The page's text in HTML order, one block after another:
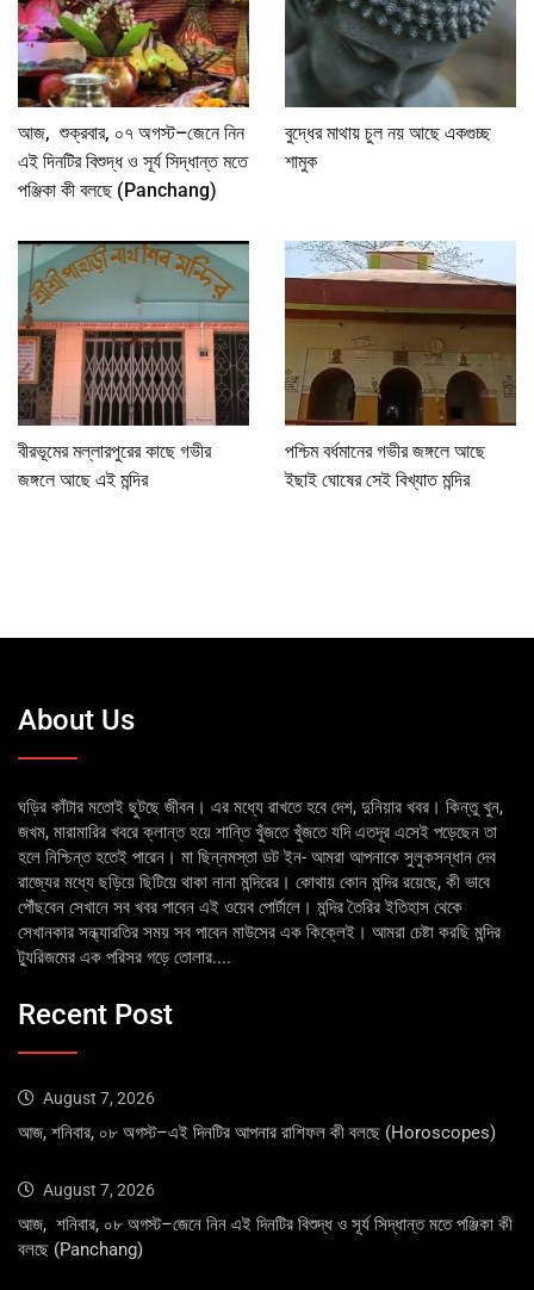
আজ, শুক্রবার, ০৭ অগস্ট–জেনে নিন
এই দিনটির বিশুদ্ধ ও সূর্য সিদ্ধান্ত মতে
পঞ্জিকা কী বলছে (Panchang)
বুদ্ধের মাথায় চুল নয় আছে একগুচ্ছ
শামুক
বীরভূমের মল্লারপুরের কাছে গভীর
জঙ্গলে আছে এই মন্দির
পশ্চিম বর্ধমানের গভীর জঙ্গলে আছে
ইছাই ঘোষের সেই বিখ্যাত মন্দির
About Us
ঘড়ির কাঁটার মতোই ছুটছে জীবন। এর মধ্যে রাখতে হবে দেশ, দুনিয়ার খবর। কিন্তু খুন,
জখম, মারামারির খবরে ক্লান্ত হয়ে শান্তি খুঁজতে খুঁজতে যদি এতদূর এসেই পড়েছেন তা
হলে নিশ্চিন্ত হতেই পারেন। মা ছিন্নমস্তা ডট ইন- আমরা আপনাকে সুলুকসন্ধান দেব
রাজ্যের মধ্যে ছড়িয়ে ছিটিয়ে থাকা নানা মন্দিরের। কোথায় কোন মন্দির রয়েছে, কী ভাবে
পৌঁছবেন সেখানে সব খবর পাবেন এই ওয়েব পোর্টালে। মন্দির তৈরির ইতিহাস থেকে
সেখানকার সন্ধ্যারতির সময় সব পাবেন মাউসের এক কিক্লেই। আমরা চেষ্টা করছি মন্দির
ট্যুরিজমের এক পরিসর গড়ে তোলার....
Recent Post
August 7, 2026
আজ, শনিবার, ০৮ অগস্ট–এই দিনটির আপনার রাশিফল কী বলছে (Horoscopes)
August 7, 2026
আজ, শনিবার, ০৮ অগস্ট–জেনে নিন এই দিনটির বিশুদ্ধ ও সূর্য সিদ্ধান্ত মতে পঞ্জিকা কী
বলছে (Panchang)